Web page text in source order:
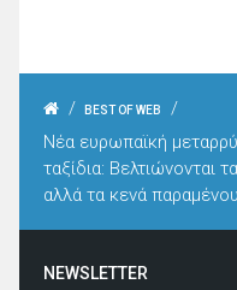
/ BEST OF WEB
/
Νέα ευρωπαϊκή
ταξίδια: Βελτιώνονται
αλλά τα κενά
NEWSLETTER